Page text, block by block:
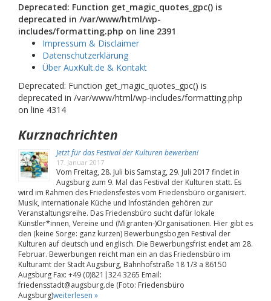
Deprecated: Function get_magic_quotes_gpc() is
deprecated in /var/www/html/wp-
includes/formatting.php on line 2391
Impressum & Disclaimer
Datenschutzerklärung
Über AuxKult.de & Kontakt
Deprecated: Function get_magic_quotes_gpc() is
deprecated in /var/www/html/wp-includes/formatting.php
on line 4314
Kurznachrichten
Jetzt für das Festival der Kulturen bewerben!
17. Januar 2017
Vom Freitag, 28. Juli bis Samstag, 29. Juli 2017 findet in
Augsburg zum 9. Mal das Festival der Kulturen statt. Es
wird im Rahmen des Friedensfestes vom Friedensbüro organisiert.
Musik, internationale Küche und Infoständen gehören zur
Veranstaltungsreihe. Das Friedensbüro sucht dafür lokale
Künstler*innen, Vereine und (Migranten-)Organisationen. Hier gibt es
den (keine Sorge: ganz kurzen) Bewerbungsbogen Festival der
Kulturen auf deutsch und englisch. Die Bewerbungsfrist endet am 28.
Februar. Bewerbungen reicht man ein an das Friedensbüro im
Kulturamt der Stadt Augsburg, Bahnhofstraße 18 1/3 a 86150
Augsburg Fax: +49 (0)821|324 3265 Email:
friedensstadt@augsburg.de (Foto: Friedensbüro
Augsburg)weiterlesen »